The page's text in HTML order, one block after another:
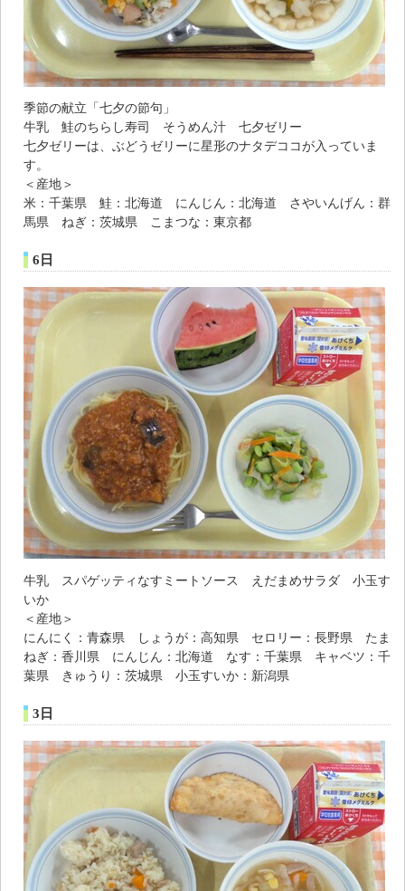
季節の献立「七夕の節句」
牛乳 鮭のちらし寿司 そうめん汁 七夕ゼリー
七夕ゼリーは、ぶどうゼリーに星形のナタデココが入っていま
す。
＜産地＞
米：千葉県 鮭：北海道 にんじん：北海道 さやいんげん：群
馬県 ねぎ：茨城県 こまつな：東京都
6日
牛乳 スパゲッティなすミートソース えだまめサラダ 小玉す
いか
＜産地＞
にんにく：青森県 しょうが：高知県 セロリー：長野県 たま
ねぎ：香川県 にんじん：北海道 なす：千葉県 キャベツ：千
葉県 きゅうり：茨城県 小玉すいか：新潟県
3日